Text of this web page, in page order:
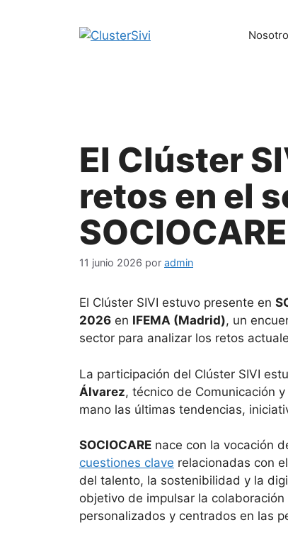
El Clúster
retos en el
11 junio 2026 por admin
El Clúster SIVI estuvo presente en
2026 en IFEMA (Madrid), un
sector para analizar los retos
La participación del Clúster SIVI
Álvarez, técnico de Comunicación
mano las últimas tendencias,
SOCIOCARE nace con la vocación
cuestiones clave relacionadas con
del talento, la sostenibilidad y la
objetivo de impulsar la
personalizados y centrados en las